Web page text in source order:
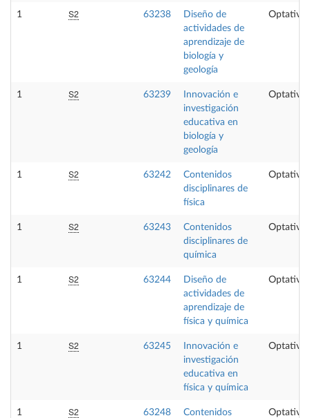
1 S2 63238
Diseño de
actividades de
aprendizaje de
biología y
geología
Optativa
1 S2 63239
Innovación e
investigación
educativa en
biología y
geología
Optativa
1 S2 63242
Contenidos
disciplinares de
física
Optativa
1 S2 63243
Contenidos
disciplinares de
química
Optativa
1 S2 63244
Diseño de
actividades de
aprendizaje de
física y química
Optativa
1 S2 63245
Innovación e
investigación
educativa en
física y química
Optativa
1 S2 63248
Contenidos
Optativa